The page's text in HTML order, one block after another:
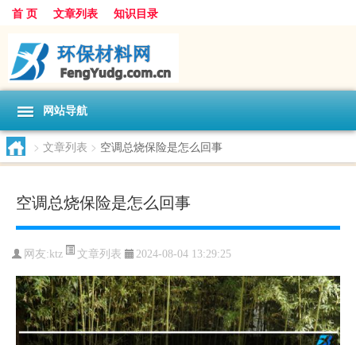
首 页 文章列表 知识目录
网站导航
> 文章列表 > 空调总烧保险是怎么回事
空调总烧保险是怎么回事
网友: ktz 文章列表 2024-08-04 13:29:25